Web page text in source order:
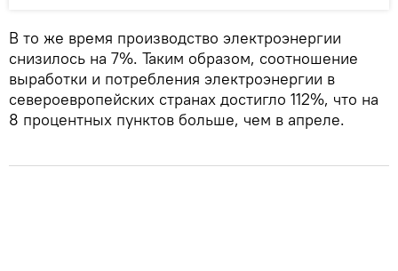
В то же время производство электроэнергии
снизилось на 7%. Таким образом, соотношение
выработки и потребления электроэнергии в
североевропейских странах достигло 112%, что на
8 процентных пунктов больше, чем в апреле.